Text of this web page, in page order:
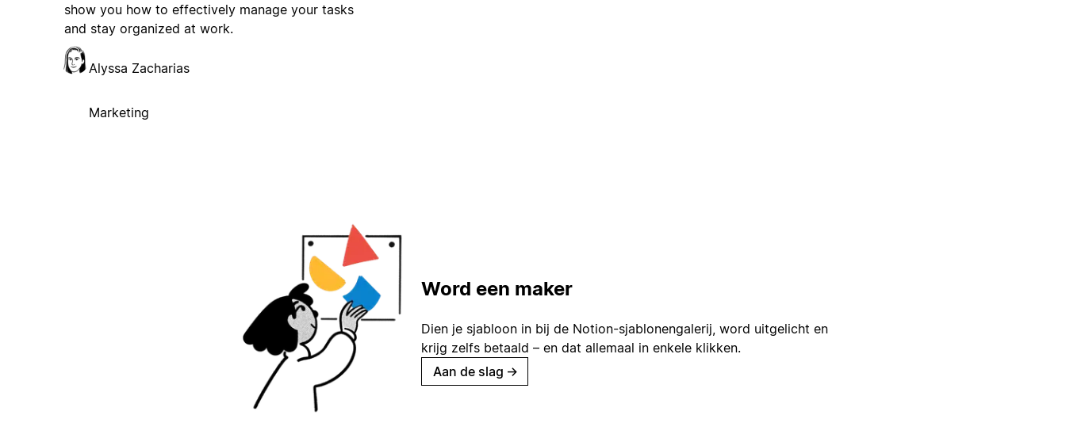
show you how to effectively manage your tasks
and stay organized at work.
Alyssa Zacharias
Marketing
Word een maker
Dien je sjabloon in bij de Notion-sjablonengalerij, word uitgelicht en
krijg zelfs betaald – en dat allemaal in enkele klikken.
Aan de slag →